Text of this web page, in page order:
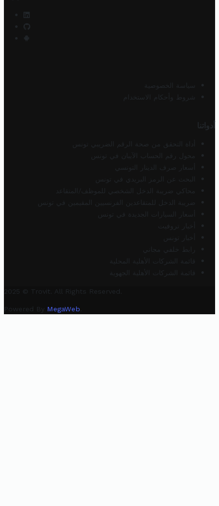
سياسة الخصوصية
شروط وأحكام الاستخدام
أدواتنا
أداة التحقق من صحة الرقم الضريبي تونس
محول رقم الحساب الآيبان في تونس
أسعار صرف الدينار التونسي
البحث عن الرمز البريدي في تونس
محاكي ضريبة الدخل الشخصي للموظف/المتقاعد
ضريبة الدخل للمتقاعدين الفرنسيين المقيمين في تونس
أسعار السيارات الجديدة في تونس
أخبار تروفيت
أخبار تونس
رابط خلفي مجاني
قائمة الشركات الأهلية المحلية
قائمة الشركات الأهلية الجهوية
2025 © Trovit. All Rights Reserved.
Powered By MegaWeb